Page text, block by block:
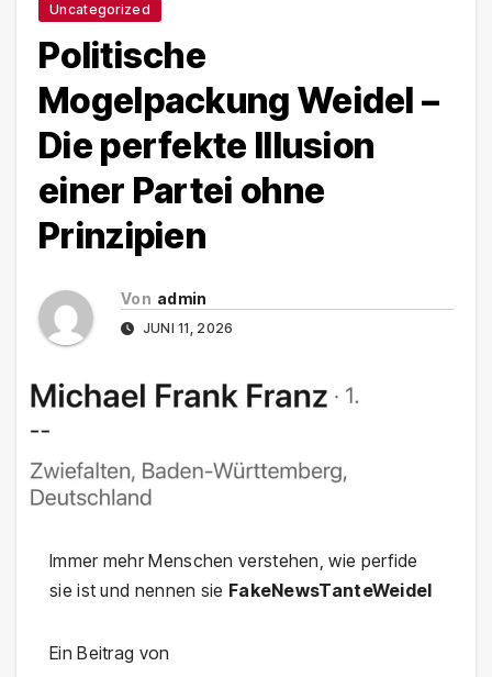
Uncategorized
Politische
Mogelpackung Weidel –
Die perfekte Illusion
einer Partei ohne
Prinzipien
Von admin
JUNI 11, 2026
Immer mehr Menschen verstehen, wie perfide
sie ist und nennen sie FakeNewsTanteWeidel
Ein Beitrag von